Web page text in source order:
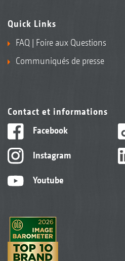
Quick Links
FAQ | Foire aux Questions
Communiqués de presse
Contact et informations
Facebook
Instagram
Youtube